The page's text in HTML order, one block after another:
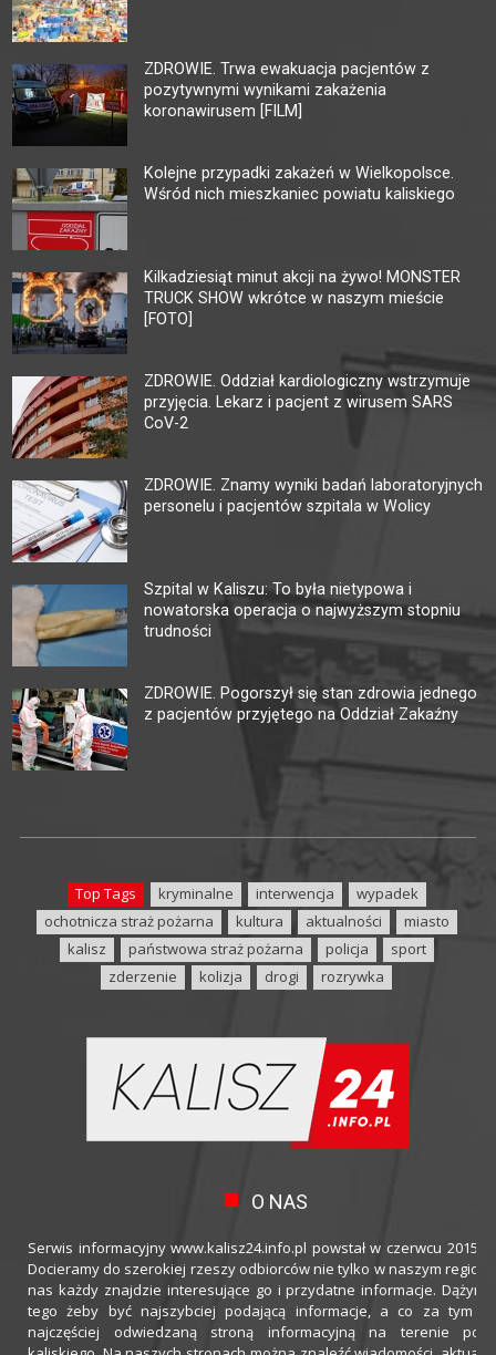
ZDROWIE. Trwa ewakuacja pacjentów z
pozytywnymi wynikami zakażenia
koronawirusem [FILM]
Kolejne przypadki zakażeń w Wielkopolsce.
Wśród nich mieszkaniec powiatu kaliskiego
Kilkadziesiąt minut akcji na żywo! MONSTER
TRUCK SHOW wkrótce w naszym mieście
[FOTO]
ZDROWIE. Oddział kardiologiczny wstrzymuje
przyjęcia. Lekarz i pacjent z wirusem SARS
CoV-2
ZDROWIE. Znamy wyniki badań laboratoryjnych
personelu i pacjentów szpitala w Wolicy
Szpital w Kaliszu: To była nietypowa i
nowatorska operacja o najwyższym stopniu
trudności
ZDROWIE. Pogorszył się stan zdrowia jednego
z pacjentów przyjętego na Oddział Zakaźny
Top Tags kryminalne interwencja
wypadek
ochotnicza straż pożarna
kultura aktualności
miasto
kalisz
państwowa straż pożarna policja
sport
zderzenie
kolizja drogi rozrywka
O NAS
Serwis informacyjny www.kalisz24.info.pl powstał w czerwcu 2015
Docieramy do szerokiej rzeszy odbiorców nie tylko w naszym
nas każdy znajdzie interesujące go i przydatne informacje.
tego żeby być najszybciej podającą informacje, a co za tym
najczęściej odwiedzaną stroną informacyjną na terenie